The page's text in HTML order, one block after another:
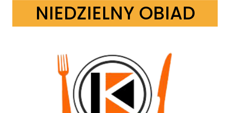
NIEDZIELNY OBIAD